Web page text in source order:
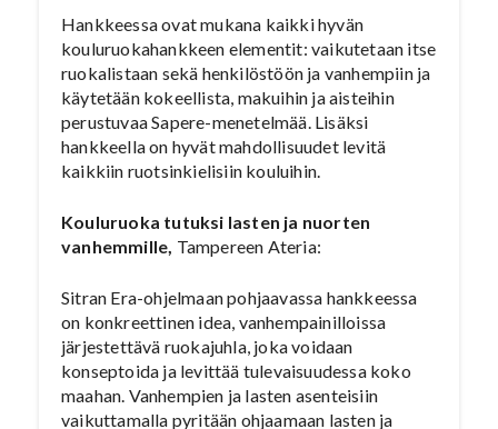
Hankkeessa ovat mukana kaikki hyvän
kouluruokahankkeen elementit: vaikutetaan itse
ruokalistaan sekä henkilöstöön ja vanhempiin ja
käytetään kokeellista, makuihin ja aisteihin
perustuvaa Sapere-menetelmää. Lisäksi
hankkeella on hyvät mahdollisuudet levitä
kaikkiin ruotsinkielisiin kouluihin.
Kouluruoka tutuksi lasten ja nuorten
vanhemmille, Tampereen Ateria:
Sitran Era-ohjelmaan pohjaavassa hankkeessa
on konkreettinen idea, vanhempainilloissa
järjestettävä ruokajuhla, joka voidaan
konseptoida ja levittää tulevaisuudessa koko
maahan. Vanhempien ja lasten asenteisiin
vaikuttamalla pyritään ohjaamaan lasten ja